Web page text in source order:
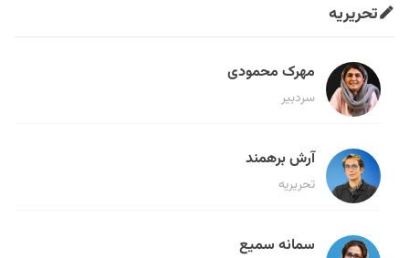
تحریریه
مهرک محمودی
سردبیر
آرش برهمند
تحریریه
سمانه سمیع